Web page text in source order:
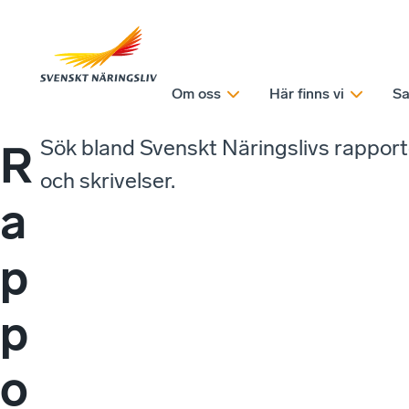
Om oss Här finns vi
R
a
p
p
o
Sök bland Svenskt Näringslivs
och skrivelser.